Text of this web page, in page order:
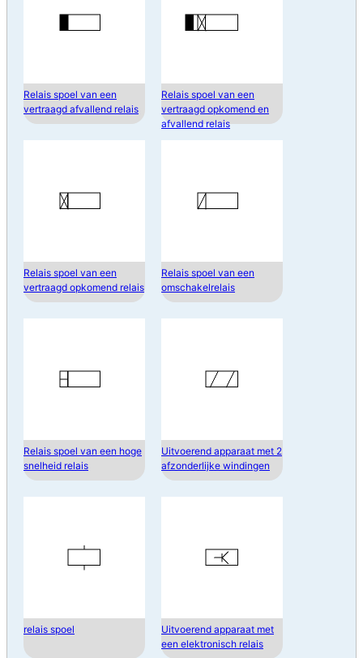
Relais spoel van een
vertraagd afvallend relais
Relais spoel van een
vertraagd opkomend en
afvallend relais
Relais spoel van een
vertraagd opkomend relais
Relais spoel van een
omschakelrelais
Relais spoel van een hoge
snelheid relais
Uitvoerend apparaat met 2
afzonderlijke windingen
relais spoel
Uitvoerend apparaat met
een elektronisch relais